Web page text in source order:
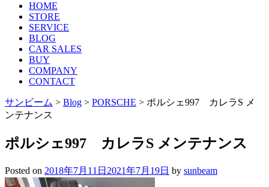
HOME
STORE
SERVICE
BLOG
CAR SALES
BUY
COMPANY
CONTACT
サンビーム > Blog > PORSCHE > ポルシェ997 カレラS メ
ンテナンス
ポルシェ997 カレラS メンテナンス
Posted on 2018年7月11日 2021年7月19日 by sunbeam